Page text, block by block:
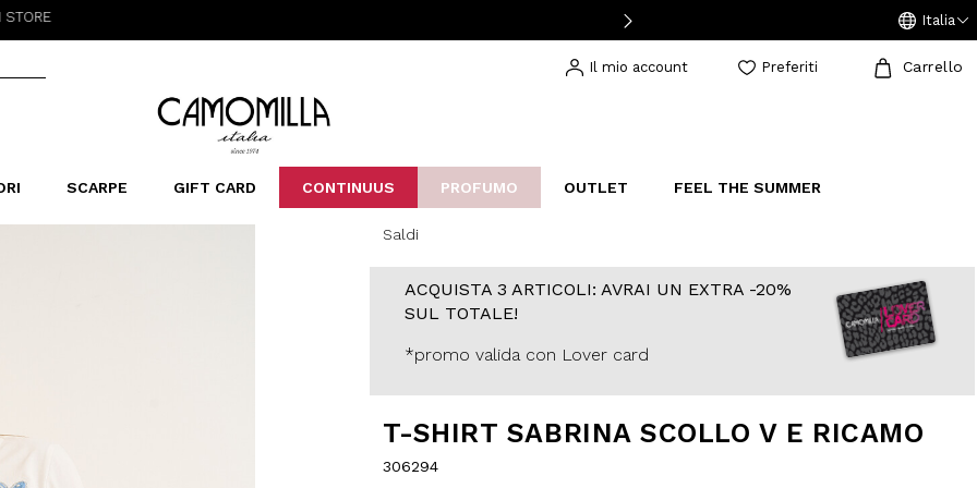
Italia
Il mio account Preferiti Carrello
Camomilla Italia®
SCARPE GIFT CARD CONTINUUS PROFUMO OUTLET FEEL THE SUMMER
Saldi
ACQUISTA 3 ARTICOLI: AVRAI UN EXTRA -20%
SUL TOTALE!
*promo valida con Lover card
T-SHIRT SABRINA SCOLLO V E RICAMO
306294